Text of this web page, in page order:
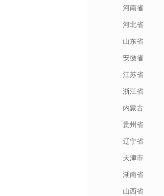
河南省
河北省
山东省
安徽省
江苏省
浙江省
内蒙古
贵州省
辽宁省
天津市
湖南省
山西省